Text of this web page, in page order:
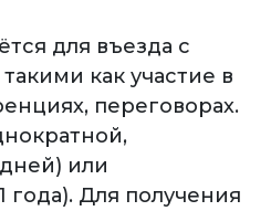
для въезда с
как участие в
переговорах.
или
года). Для получения